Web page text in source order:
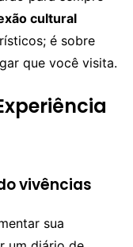
cultural
é sobre
que você visita.
vivências
sua